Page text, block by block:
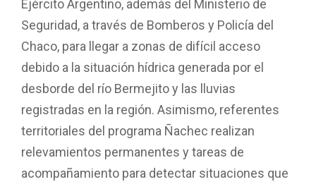
Ejército Argentino, además del Ministerio de
Seguridad, a través de Bomberos y Policía del
Chaco, para llegar a zonas de difícil acceso
debido a la situación hídrica generada por el
desborde del río Bermejito y las lluvias
registradas en la región. Asimismo, referentes
territoriales del programa Ñachec realizan
relevamientos permanentes y tareas de
acompañamiento para detectar situaciones que